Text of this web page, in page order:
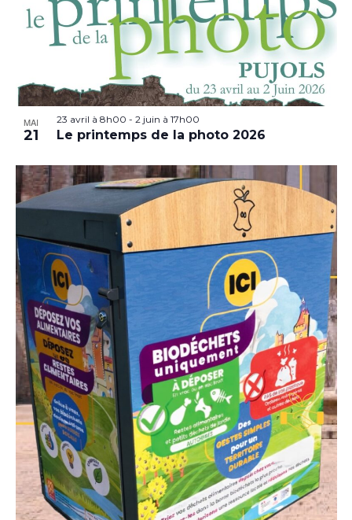
MAI
21
23 avril à 8h00 - 2 juin à 17h00
Le printemps de la photo 2026